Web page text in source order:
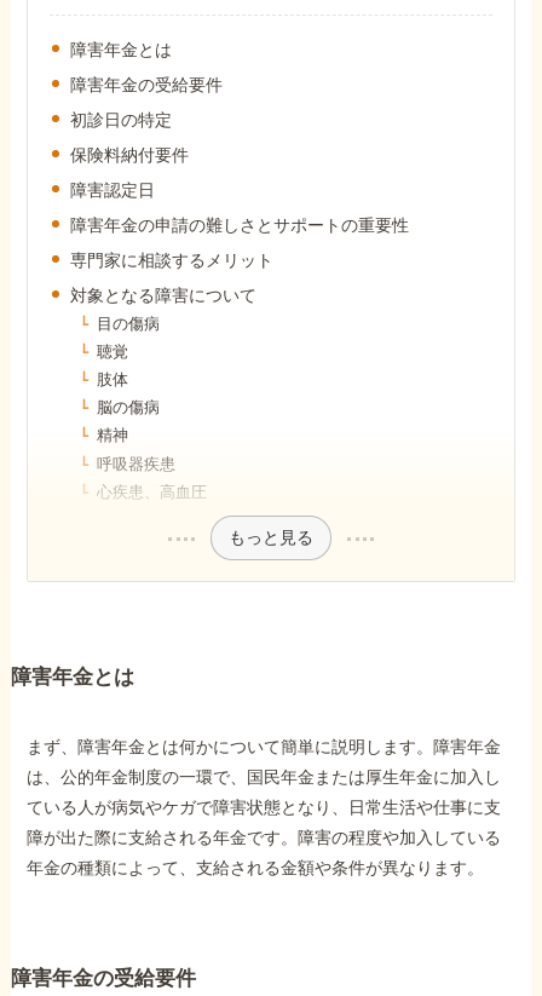
受給事例
Q&A・相談事例
お知らせ
事務所について
お客様からの感謝のお手紙
サイトマップ
他社と何が違うの？
当事務所に
依頼するメリット
089-907-3797
障害年金とは
障害年金の受給要件
初診日の特定
保険料納付要件
障害認定日
障害年金の申請の難しさとサポートの重要性
専門家に相談するメリット
対象となる障害について
目の傷病
聴覚
肢体
脳の傷病
精神
呼吸器疾患
心疾患、高血圧
もっと見る
障害年金とは
まず、障害年金とは何かについて簡単に説明します。障害年金
は、公的年金制度の一環で、国民年金または厚生年金に加入し
ている人が病気やケガで障害状態となり、日常生活や仕事に支
障が出た際に支給される年金です。障害の程度や加入している
年金の種類によって、支給される金額や条件が異なります。
障害年金の受給要件